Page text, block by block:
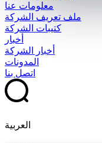
معلومات عنا
ملف تعريف الشركة
كتيبات الشركة
أخبار
أخبار الشركة
المدونات
اتصل بنا
العربية